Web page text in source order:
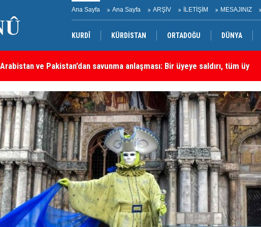
Ana Sayfa Ana Sayfa ARŞİV İLETİŞİM MESAJINIZ
KURDÎ KÜRDİSTAN ORTADOĞU DÜNYA
Washington'ın Ortadoğu'daki En Önemli Güvenlik Ortaklarından Biri